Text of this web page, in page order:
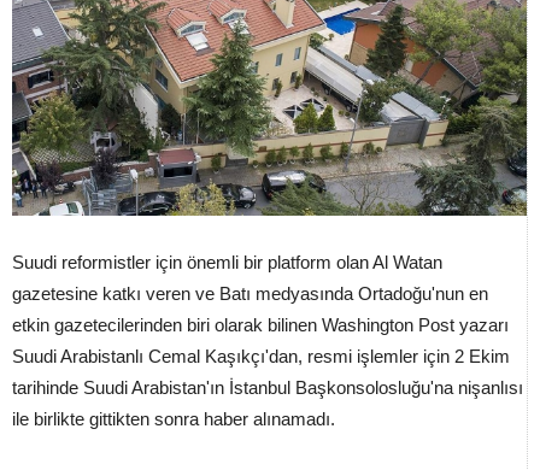
Suudi reformistler için önemli bir platform olan Al Watan
gazetesine katkı veren ve Batı medyasında Ortadoğu'nun en
etkin gazetecilerinden biri olarak bilinen Washington Post yazarı
Suudi Arabistanlı Cemal Kaşıkçı'dan, resmi işlemler için 2 Ekim
tarihinde Suudi Arabistan'ın İstanbul Başkonsolosluğu'na nişanlısı
ile birlikte gittikten sonra haber alınamadı.